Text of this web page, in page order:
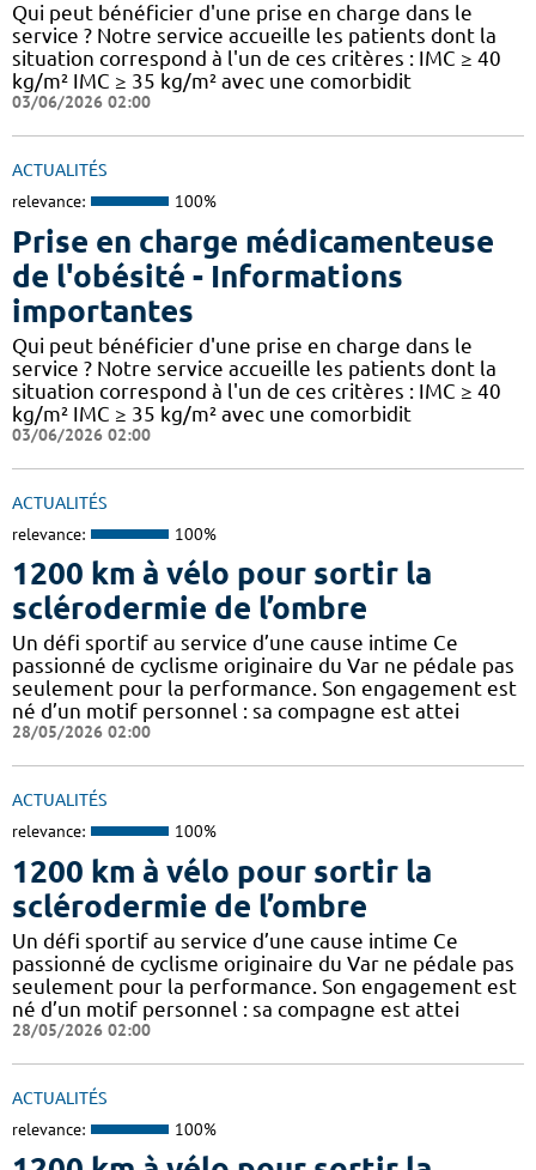
Qui peut bénéficier d'une prise en charge dans le
service ? Notre service accueille les patients dont la
situation correspond à l'un de ces critères : IMC ≥ 40
kg/m² IMC ≥ 35 kg/m² avec une comorbidit
03/06/2026 02:00
ACTUALITÉS
relevance: 100%
Prise en charge médicamenteuse
de l'obésité - Informations
importantes
Qui peut bénéficier d'une prise en charge dans le
service ? Notre service accueille les patients dont la
situation correspond à l'un de ces critères : IMC ≥ 40
kg/m² IMC ≥ 35 kg/m² avec une comorbidit
03/06/2026 02:00
ACTUALITÉS
relevance: 100%
1200 km à vélo pour sortir la
sclérodermie de l’ombre
Un défi sportif au service d’une cause intime Ce
passionné de cyclisme originaire du Var ne pédale pas
seulement pour la performance. Son engagement est
né d’un motif personnel : sa compagne est attei
28/05/2026 02:00
ACTUALITÉS
relevance: 100%
1200 km à vélo pour sortir la
sclérodermie de l’ombre
Un défi sportif au service d’une cause intime Ce
passionné de cyclisme originaire du Var ne pédale pas
seulement pour la performance. Son engagement est
né d’un motif personnel : sa compagne est attei
28/05/2026 02:00
ACTUALITÉS
relevance: 100%